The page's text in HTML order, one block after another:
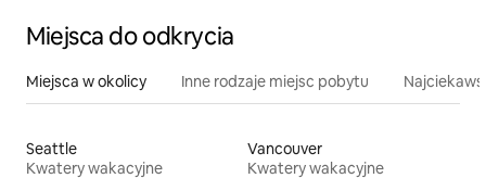
Miejsca do odkrycia
Miejsca w okolicy Inne rodzaje miejsc pobytu
Seattle
Kwatery wakacyjne
Vancouver
Kwatery wakacyjne